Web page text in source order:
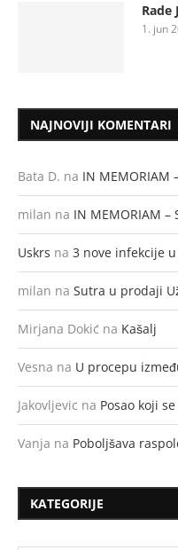
Rade
1. jun
NAJNOVIJI KOMENTARI
Bata D. na IN MEMORIAM
milan na IN MEMORIAM
Uskrs na 3 nove infekcije
milan na Sutra u prodaji
Mirjana Dokić na Kašalj
Vesna na U procepu
Jakovljevic na Posao koji
Vanja na Poboljšava
KATEGORIJE